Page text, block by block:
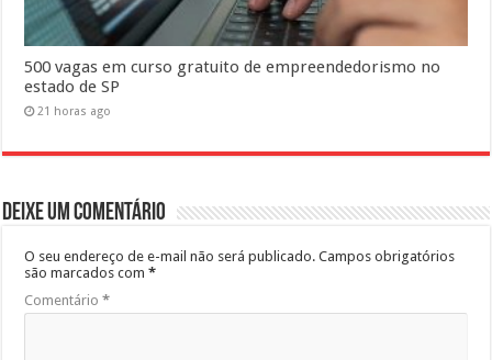
500 vagas em curso gratuito de empreendedorismo no
estado de SP
21 horas ago
Deixe um comentário
O seu endereço de e-mail não será publicado. Campos obrigatórios
são marcados com*
Comentário*